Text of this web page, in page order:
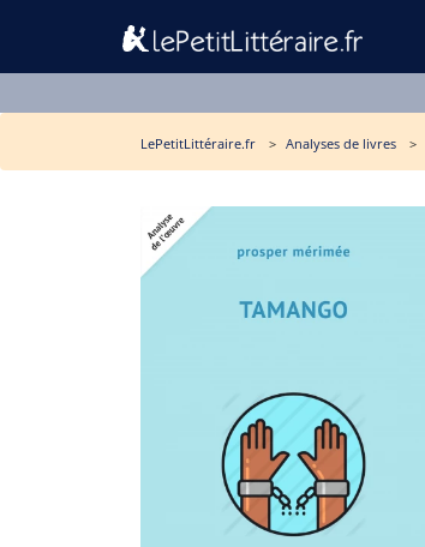
LePetitLittéraire.fr Analyses de livres